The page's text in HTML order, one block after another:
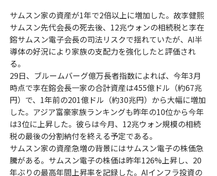
サムスン家の資産が1年で2倍以上に増加した。故李健熙
サムスン先代会長の死去後、12兆ウォンの相続税と李在
鎔サムスン電子会長の司法リスクで揺れていたが、AI半
導体の好況により家族の支配力を強化したと評価され
る。
29日、ブルームバーグ億万長者指数によれば、今年3月
時点で李在鎔会長一家の合計資産は455億ドル（約67兆
円）で、1年前の201億ドル（約30兆円）から大幅に増加
した。アジア富豪家族ランキングも昨年の10位から今年
は3位に上昇した。彼らは今月、12兆ウォン規模の相続
税の最後の分割納付を終える予定である。
サムスン家の資産急増の背景にはサムスン電子の株価急
騰がある。サムスン電子の株価は昨年126%上昇し、20
年ぶりの最高年間上昇率を記録した。AIインフラ投資の